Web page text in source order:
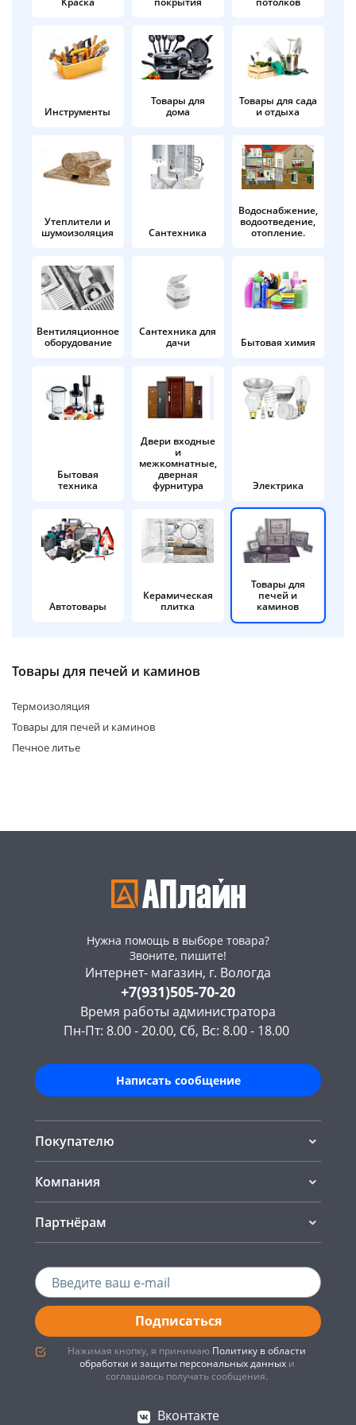
Инструменты
Товары для
дома
Товары для сада
и отдыха
Утеплители и
шумоизоляция
Сантехника
Водоснабжение,
водоотведение,
отопление.
Вентиляционное
оборудование
Сантехника для
дачи
Бытовая химия
Бытовая
техника
Двери входные
и
межкомнатные,
дверная
фурнитура
Электрика
Автотовары
Керамическая
плитка
Товары для
печей и
каминов
Товары для печей и каминов
Термоизоляция
Товары для печей и каминов
Печное литье
Нужна помощь в выборе товара?
Звоните, пишите!
Интернет- магазин, г. Вологда
+7(931)505-70-20
Время работы администратора
Пн-Пт: 8.00 - 20.00, Сб, Вс: 8.00 - 18.00
Написать сообщение
Покупателю
Компания
Партнёрам
Подписаться
Нажимая кнопку, я принимаю Политику в области
обработки и защиты персональных данныхи
соглашаюсь получать сообщения.
Вконтакте
в корзину
Оплачивайте сегодня только
25% картой любого банка
Получайте товар
выбранный способом
Оставшиеся
% будут
по25%каждые 2 недели
Подробнее
об оплате Плайтом
раз в 2
недели
раз в 2 недели
Остались вопросы?
8 800 302-02-51
plait.ru